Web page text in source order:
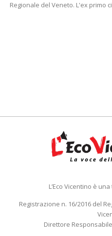
Regionale del Veneto. L'ex primo
L’Eco Vicentino è
Registrazione n. 16/2016 del
Direttore